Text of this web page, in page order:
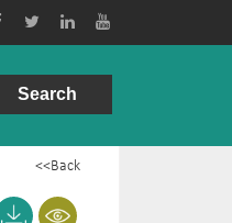
<<Back